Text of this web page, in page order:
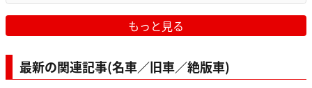
もっと見る
最新の関連記事(名車／旧車／絶版車)